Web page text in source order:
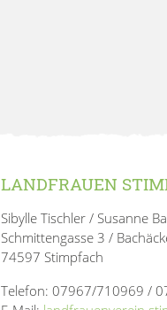
LANDFRAUEN
Sibylle Tischler / Susanne
Schmittengasse 3 /
74597 Stimpfach
Telefon: 07967/710969 /